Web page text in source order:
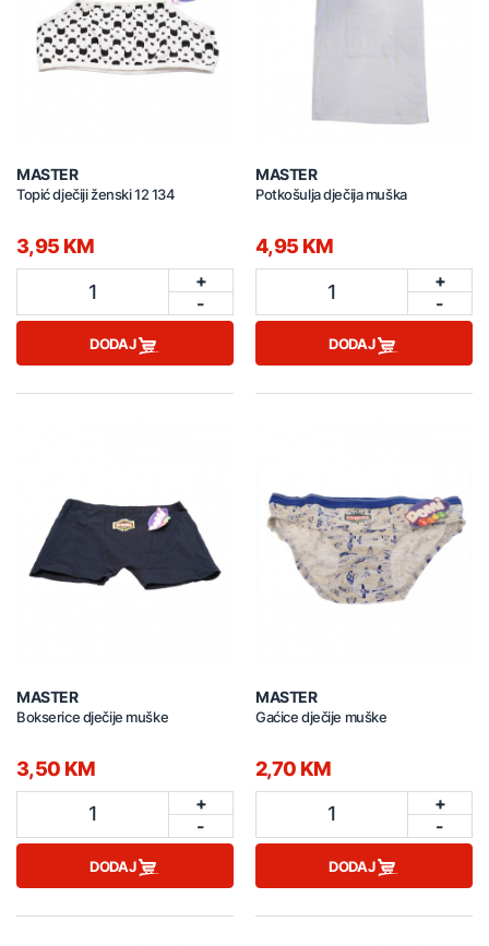
MASTER
Topić dječiji ženski 12 134
3,95 KM
1
+
-
DODAJ
MASTER
Potkošulja dječija muška
4,95 KM
1
+
-
DODAJ
MASTER
Bokserice dječije muške
3,50 KM
1
+
-
DODAJ
MASTER
Gaćice dječije muške
2,70 KM
1
+
-
DODAJ